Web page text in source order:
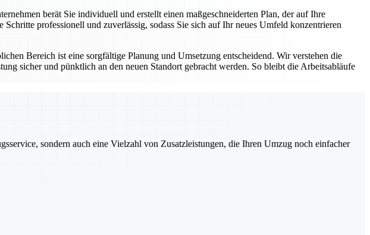
berät Sie individuell und erstellt einen maßgeschneiderten Plan, der auf Ihre
professionell und zuverlässig, sodass Sie sich auf Ihr neues Umfeld konzentrieren
Bereich ist eine sorgfältige Planung und Umsetzung entscheidend. Wir verstehen die
sicher und pünktlich an den neuen Standort gebracht werden. So bleibt die Arbeitsabläufe
sondern auch eine Vielzahl von Zusatzleistungen, die Ihren Umzug noch einfacher